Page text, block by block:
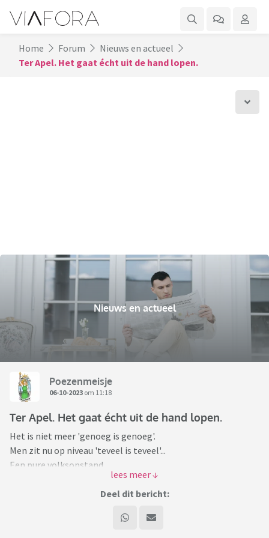
Home Forum
Nieuws en actueel
Ter Apel. Het gaat écht uit de hand lopen.
Nieuws en actueel
Poezenmeisje
06-10-2023 om 11:18
Ter Apel. Het gaat écht uit de hand lopen.
Het is niet meer 'genoeg is genoeg'.
Men zit nu op niveau 'teveel is teveel'...
Een pure volksopstand.
Dit naar aanleiding van diefstal uit een auto.
Deel dit bericht: